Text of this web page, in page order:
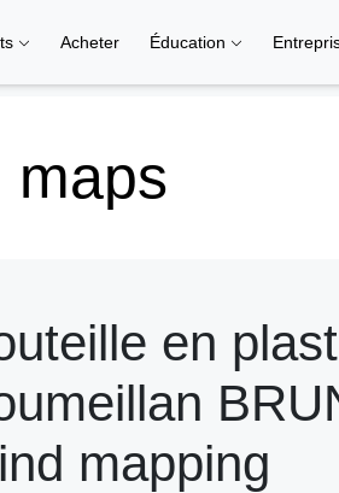
Acheter Éducation
maps
en
mapping